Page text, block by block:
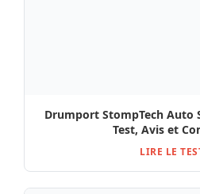
Drumport StompTech Auto
Test, Avis et
LIRE LE